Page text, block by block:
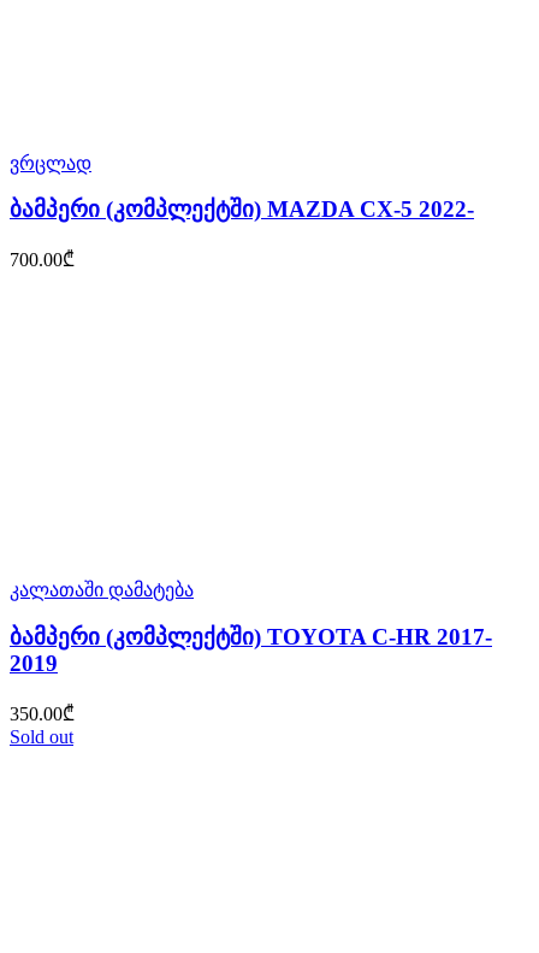
ვრცლად
ბამპერი (კომპლექტში) MAZDA CX-5 2022-
700.00₾
კალათაში დამატება
ბამპერი (კომპლექტში) TOYOTA C-HR 2017-
2019
350.00₾
Sold out